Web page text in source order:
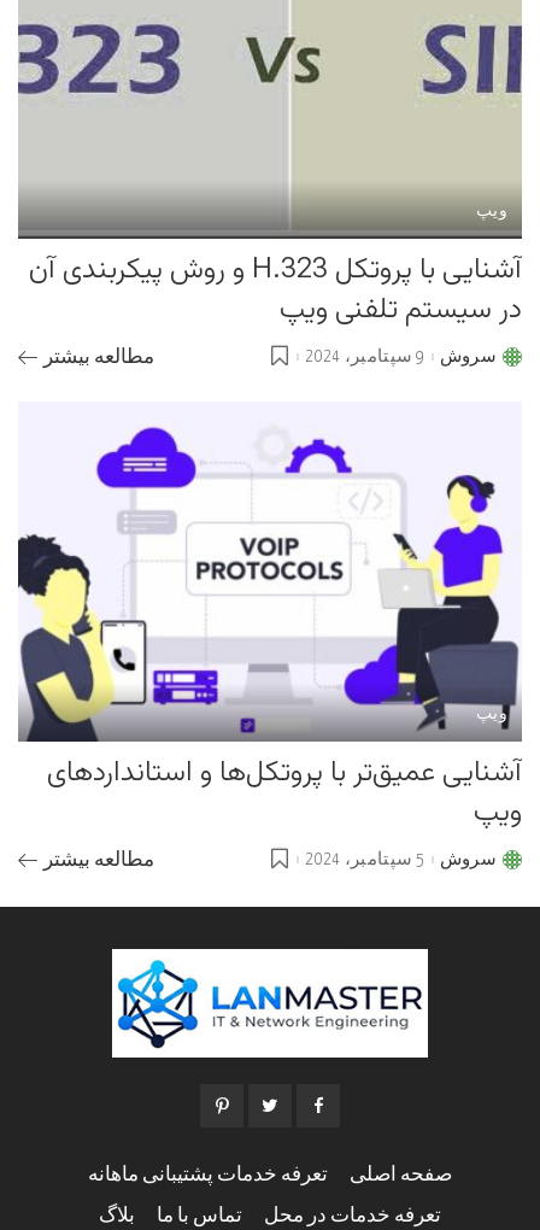
ویپ
آشنایی با پروتکل H.323 و روش پیکربندی آن
در سیستم تلفنی ویپ
Postedسروش 9 سپتامبر، 2024 مطالعه بیشتر
ویپ
آشنایی عمیق‌تر با پروتکل‌ها و استانداردهای
ویپ
Postedسروش 5 سپتامبر، 2024 مطالعه بیشتر
صفحه اصلی تعرفه خدمات پشتیبانی ماهانه
تعرفه خدمات در محل تماس با ما بلاگ